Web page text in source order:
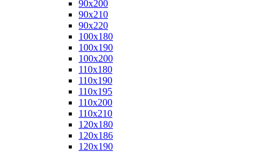
90x200
90x210
90x220
100x180
100x190
100x200
110x180
110x190
110x195
110x200
110x210
120x180
120x186
120x190